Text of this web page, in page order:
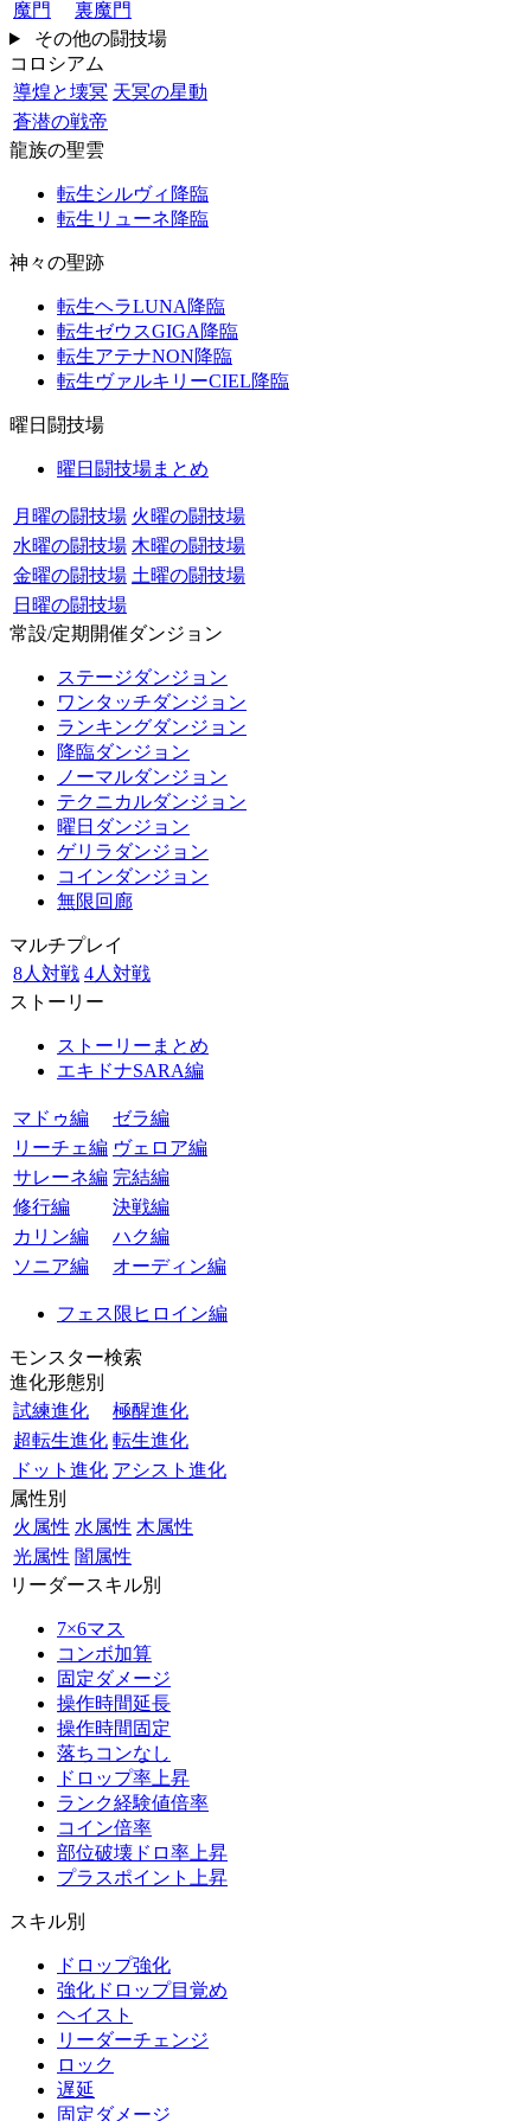
魔門
裏魔門
その他の闘技場
コロシアム
導煌と壊冥 天冥の星動
蒼潜の戦帝
龍族の聖雲
転生シルヴィ降臨
転生リューネ降臨
神々の聖跡
転生ヘラLUNA降臨
転生ゼウスGIGA降臨
転生アテナNON降臨
転生ヴァルキリーCIEL降臨
曜日闘技場
曜日闘技場まとめ
月曜の闘技場 火曜の闘技場
水曜の闘技場 木曜の闘技場
金曜の闘技場 土曜の闘技場
日曜の闘技場
常設/定期開催ダンジョン
ステージダンジョン
ワンタッチダンジョン
ランキングダンジョン
降臨ダンジョン
ノーマルダンジョン
テクニカルダンジョン
曜日ダンジョン
ゲリラダンジョン
コインダンジョン
無限回廊
マルチプレイ
8人対戦 4人対戦
ストーリー
ストーリーまとめ
エキドナSARA編
マドゥ編
ゼラ編
リーチェ編 ヴェロア編
サレーネ編 完結編
修行編
決戦編
カリン編
ハク編
ソニア編
オーディン編
フェス限ヒロイン編
モンスター検索
進化形態別
試練進化
極醒進化
超転生進化 転生進化
ドット進化 アシスト進化
属性別
火属性 水属性 木属性
光属性 闇属性
リーダースキル別
7×6マス
コンボ加算
固定ダメージ
操作時間延長
操作時間固定
落ちコンなし
ドロップ率上昇
ランク経験値倍率
コイン倍率
部位破壊ドロ率上昇
プラスポイント上昇
スキル別
ドロップ強化
強化ドロップ目覚め
ヘイスト
リーダーチェンジ
ロック
遅延
固定ダメージ